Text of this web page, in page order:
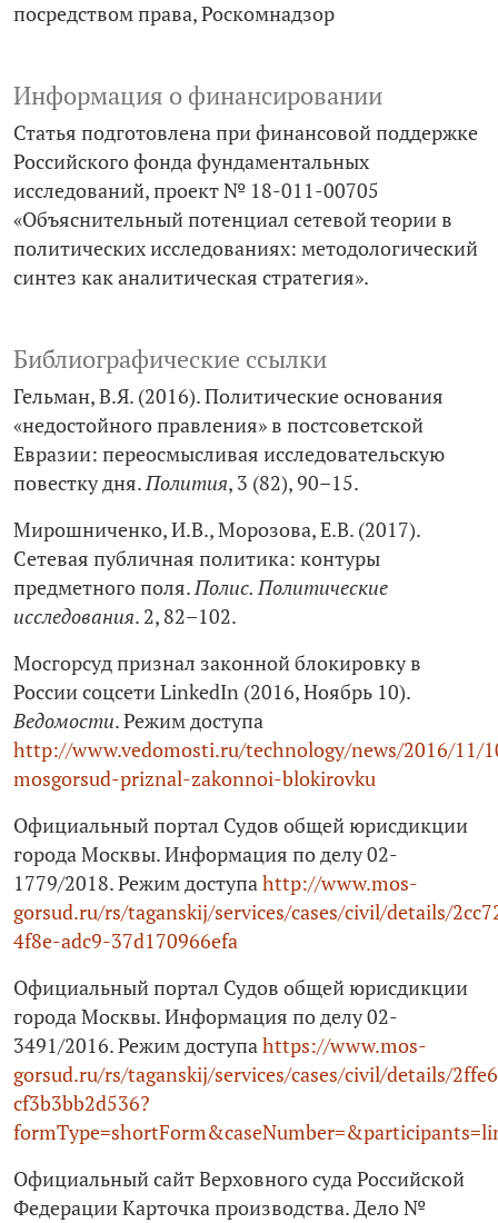
посредством права Роскомнадзор
Информация о финансировании
Статья подготовлена при финансовой поддержке
Российского фонда фундаментальных
исследований, проект № 18-011-00705
«Объяснительный потенциал сетевой теории в
политических исследованиях: методологический
синтез как аналитическая стратегия».
Библиографические ссылки
Гельман, В.Я. (2016). Политические основания
«недостойного правления» в постсоветской
Евразии: переосмысливая исследовательскую
повестку дня.Полития, 3 (82), 90–15.
Мирошниченко, И.В., Морозова, Е.В. (2017).
Сетевая публичная политика: контуры
предметного поля.Полис. Политические
исследования. 2, 82–102.
Мосгорсуд признал законной блокировку в
России соцсети LinkedIn (2016, Ноябрь 10).
Ведомости. Режим доступа
http://www.vedomosti.ru/technology/news/2016/11/
mosgorsud-priznal-zakonnoi-blokirovku
Официальный портал Судов общей юрисдикции
города Москвы. Информация по делу 02-
1779/2018. Режим доступаhttp://www.mos-
gorsud.ru/rs/taganskij/services/cases/civil/details/
4f8e-adc9-37d170966efa
Официальный портал Судов общей юрисдикции
города Москвы. Информация по делу 02-
3491/2016. Режим доступаhttps://www.mos-
gorsud.ru/rs/taganskij/services/cases/civil/details/
cf3b3bb2d536?
Официальный сайт Верховного суда Российской
Федерации Карточка производства. Дело №